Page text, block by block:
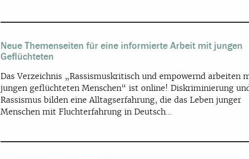
Neue Themenseiten für eine informierte Arbeit mit jungen
Geflüchteten
Das Verzeichnis „Rassismuskritisch und empowernd arbeiten
jungen geflüchteten Menschen“ ist online! Diskriminierung
Rassismus bilden eine Alltagserfahrung, die das Leben junger
Menschen mit Fluchterfahrung in Deutsch...